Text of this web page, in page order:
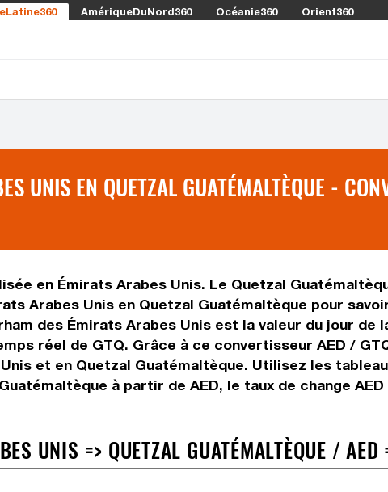
AmériqueDuNord360 Océanie360 Orient360
UNIS EN QUETZAL GUATÉMALTÈQUE -
en Émirats Arabes Unis. Le Quetzal
Arabes Unis en Quetzal Guatémaltèque pour
des Émirats Arabes Unis est la valeur du jour de
réel de GTQ. Grâce à ce convertisseur AED /
et en Quetzal Guatémaltèque. Utilisez les
à partir de AED, le taux de change
UNIS => QUETZAL GUATÉMALTÈQUE / AED